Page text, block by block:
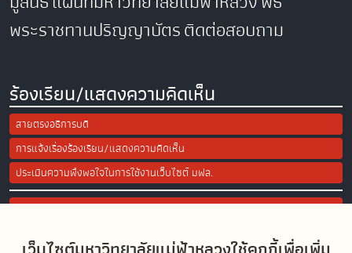
พระราชทานปริญญาบัตรติดต่อสอบถาม
ร้องเรียน/แสดงความคิดเห็น
สายตรงอธิการบดี
การแจ้งเรื่องร้องเรียน/แสดงความคิดเห็น
ประเมินความพึงพอใจในการใช้งานเว็บไซต์ มฟล.
Site Map